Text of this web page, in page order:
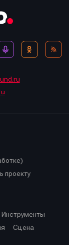
проекту
Инструменты
Сцена